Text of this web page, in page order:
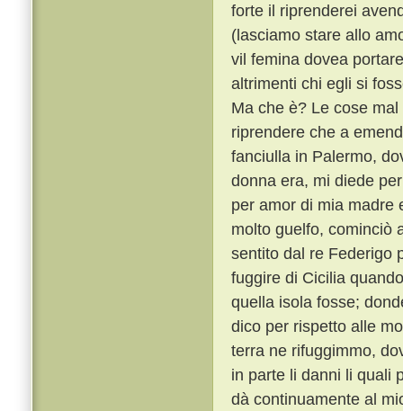
forte il riprenderei
(lasciamo stare allo
vil femina dovea
altrimenti chi egli si
Ma che è? Le cose
riprendere che a
fanciulla in Palermo,
donna era, mi diede
per amor di mia madre
molto guelfo, cominciò
sentito dal re Federigo
fuggire di Cicilia
quella isola fosse;
dico per rispetto alle
terra ne rifuggimmo,
in parte li danni li quali
dà continuamente al